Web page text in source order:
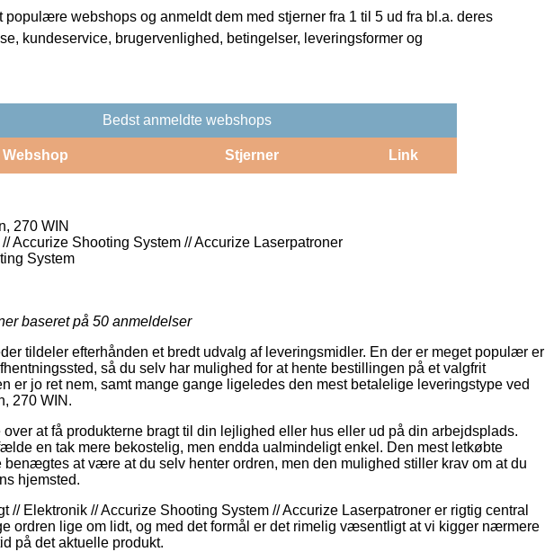
populære webshops og anmeldt dem med stjerner fra 1 til 5 ud fra bl.a. deres
kundeservice, brugervenlighed, betingelser, leveringsformer og
Bedst anmeldte webshops
Webshop Stjerner Link
270 WIN
Accurize Shooting System // Accurize Laserpatroner
System
baseret på 50 anmeldelser
tildeler efterhånden et bredt udvalg af leveringsmidler. En der er meget populær er
så du selv har mulighed for at hente bestillingen på et valgfrit
er jo ret nem, samt mange gange ligeledes den mest betalelige leveringstype ved
270 WIN.
at få produkterne bragt til din lejlighed eller hus eller ud på din arbejdsplads.
en tak mere bekostelig, men endda ualmindeligt enkel. Den mest letkøbte
benægtes at være at du selv henter ordren, men den mulighed stiller krav om at du
hjemsted.
// Elektronik // Accurize Shooting System // Accurize Laserpatroner er rigtig central
ordren lige om lidt, og med det formål er det rimelig væsentligt at vi kigger nærmere
på det aktuelle produkt.